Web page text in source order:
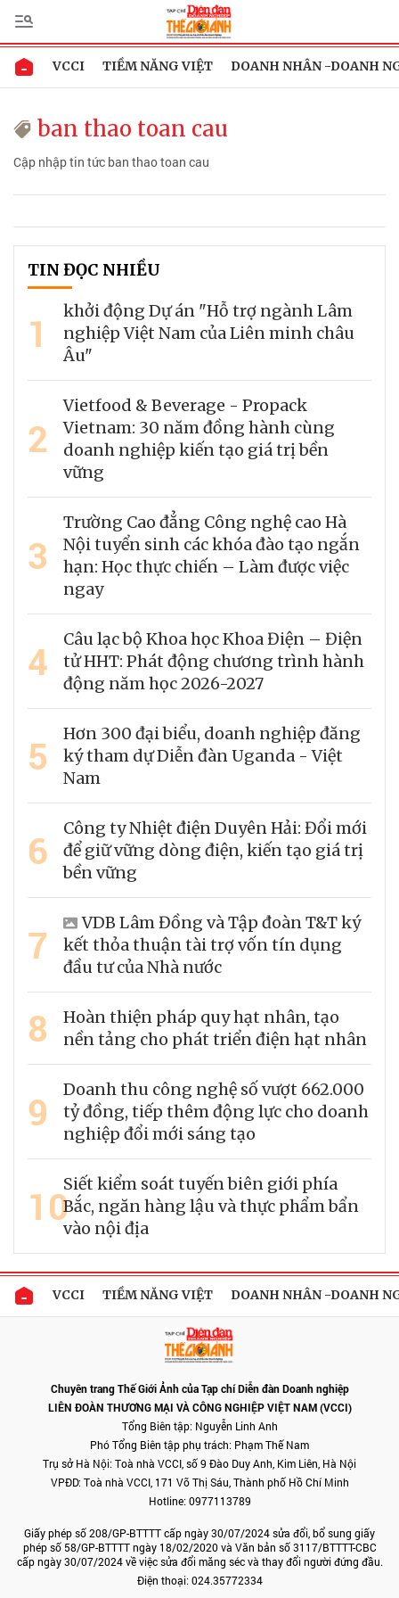
VCCI TIỀM NĂNG VIỆT DOANH NHÂN -DOANH
ban thao toan cau
Cập nhập tin tức ban thao toan cau
TIN ĐỌC NHIỀU
1
khởi động Dự án "Hỗ trợ ngành Lâm
nghiệp Việt Nam của Liên minh châu
Âu"
2
Vietfood & Beverage - Propack
Vietnam: 30 năm đồng hành cùng
doanh nghiệp kiến tạo giá trị bền
vững
3
Trường Cao đẳng Công nghệ cao Hà
Nội tuyển sinh các khóa đào tạo ngắn
hạn: Học thực chiến – Làm được việc
ngay
4
Câu lạc bộ Khoa học Khoa Điện – Điện
tử HHT: Phát động chương trình hành
động năm học 2026-2027
5
Hơn 300 đại biểu, doanh nghiệp đăng
ký tham dự Diễn đàn Uganda - Việt
Nam
6
Công ty Nhiệt điện Duyên Hải: Đổi mới
để giữ vững dòng điện, kiến tạo giá trị
bền vững
7
VDB Lâm Đồng và Tập đoàn T&T ký
kết thỏa thuận tài trợ vốn tín dụng
đầu tư của Nhà nước
8
Hoàn thiện pháp quy hạt nhân, tạo
nền tảng cho phát triển điện hạt nhân
9
Doanh thu công nghệ số vượt 662.000
tỷ đồng, tiếp thêm động lực cho doanh
nghiệp đổi mới sáng tạo
10Siết kiểm soát tuyến biên giới phía
Bắc, ngăn hàng lậu và thực phẩm bẩn
vào nội địa
VCCI TIỀM NĂNG VIỆT DOANH NHÂN -DOANH
Chuyên trang Thế Giới Ảnh của Tạp chí Diễn đàn Doanh nghiệp
LIÊN ĐOÀN THƯƠNG MẠI VÀ CÔNG NGHIỆP VIỆT NAM (VCCI)
Tổng Biên tập: Nguyễn Linh Anh
Phó Tổng Biên tập phụ trách: Phạm Thế Nam
Trụ sở Hà Nội: Toà nhà VCCI, số 9 Đào Duy Anh, Kim Liên, Hà Nội
VPĐD: Toà nhà VCCI, 171 Võ Thị Sáu, Thành phố Hồ Chí Minh
Hotline: 0977113789
Giấy phép số 208/GP-BTTTT cấp ngày 30/07/2024 sửa đổi, bổ sung giấy
phép số 58/GP-BTTTT ngày 18/02/2020 và Văn bản số 3117/BTTTT-CBC
cấp ngày 30/07/2024 về việc sửa đổi măng séc và thay đổi người đứng đầu.
Điện thoại: 024.35772334